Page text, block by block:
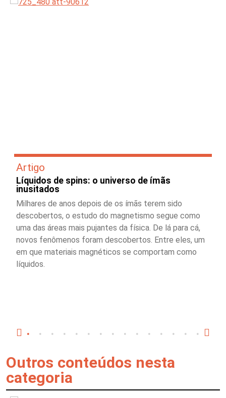
Artigo
Líquidos de spins: o universo de ímãs
inusitados
Milhares de anos depois de os ímãs terem sido
descobertos, o estudo do magnetismo segue como
uma das áreas mais pujantes da física. De lá para cá,
novos fenômenos foram descobertos. Entre eles, um
em que materiais magnéticos se comportam como
líquidos.
Outros conteúdos nesta
categoria